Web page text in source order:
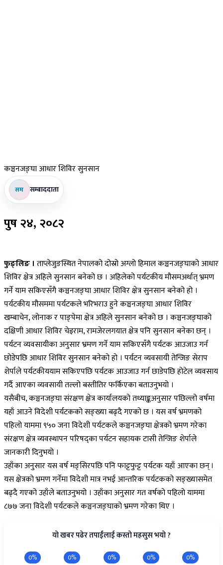
कञ्चनजङ्घाआधार शिविर सुनसान
सम सम्बाददाता
पुष२४, २०८२
फुङ्लिङ । ताप्लेजुङस्थित नेपालको दोस्रो अग्लो हिमाल कञ्चनजङ्घाको आधार
शिविर क्षेत्र अहिले सुनसान बनेको छ । अहिलेको पर्यटकीय मौसमअर्थात् भ्रमण
गर्ने याम सकिएसँगै कञ्चनजङ्घा आधार शिविर क्षेत्र सुनसान बनेको हो ।
पर्यटकीय मौसममा पर्यटकले भरिभराउ हुने कञ्चनजङ्घा आधार शिविर
खम्बाचेन, लोनाक र पाङ्पेमा क्षेत्र अहिले सुनसान बनेको छ । कञ्चनजङ्घाको
दक्षिणी आधार शिविर चेइराम, रामजेरलगयात क्षेत्र पनि सुनसान बनेका छन् ।
पर्यटन व्यवसायीका अनुसार भ्रमण गर्ने याम सकिएसँगै पर्यटक आउजाउ गर्न
छोडेपछि आधार शिविर सुनसान बनेको हो । पर्यटन व्यवसायी तेन्जिङ सेराप
शेर्पाले पर्यटकीययाम सकिएपछि पर्यटक आउजाउ गर्न छाडेपछि होटेल व्यवसाय
गर्दै आएका व्यवसायी तल्लो बस्तीतिर फर्किएका बताउनुभयो ।
यसैबीच, कञ्चनजङ्घा संरक्षण क्षेत्र कार्यालयको तथ्याङ्कअनुसार पछिल्लो वर्षमा
यहाँ आउने विदेशी पर्यटकको सङ्ख्या बढ्दै गएको छ । यस वर्ष भ्रमणको
पहिलो याममा ९५० जना विदेशी पर्यटकले कञ्चनजङ्घा क्षेत्रको भ्रमण गरेका
संरक्षण क्षेत्र व्यवस्थापन परिषद्का पर्यटन सहायक टासी तेन्जिङ शेर्पाले
जानकारी दिनुभयो ।
उहाँका अनुसार यस वर्ष मङ्सिरपछि पनि फाट्टफुट्ट पर्यटक यहाँ आएका छन् ।
यस क्षेत्रको भ्रमण गर्नेमा विदेशी मात्र नभई आन्तरिक पर्यटकको सङ्ख्यासमेत
बढ्दै गएको उहाँले बताउनुभयो । उहाँका अनुसार गत वर्षको पहिलो याममा
८७७ जना विदेशी पर्यटकले कञ्चनजङ्घाको भ्रमण गरेका थिए ।
यो खबर पढेर तपाईंलाई कस्तो महसुस भयो ?
0% 0% 0% 0% 0%